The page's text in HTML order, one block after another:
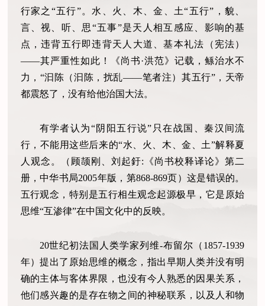
行家之“五行”。水、火、木、金、土“五行”，貌、
言、视、听、思“五事”是天人相互感应、影响的基
点，违背五行即违背天人大道、基本礼法（宪法）
——其严重性如此！《尚书·洪范》记载，鲧治水不
力，“汩陈（汩陈，扰乱——笔者注）其五行”，天帝
都震怒了，没有给他治国大法。
有学者认为“阴阳五行说”只在战国、秦汉间流
行，不能用这些后来的“水、火、木、金、土”解释夏
人观念。（顾颉刚、刘起釪:《尚书校释译论》第二
册，中华书局2005年版，第868-869页）这是错误的。
五行观念，特别是五行相生观念起源极早，它是原始
思维“互渗律”在中国文化中的反映。
20世纪初法国人类学家列维-布留尔（1857-1939
年）提出了原始思维的概念，指出早期人类并没有明
确的主体与客体界限，也没有今人熟悉的因果关系，
他们感兴趣的是存在物之间的神秘联系，以及人和物